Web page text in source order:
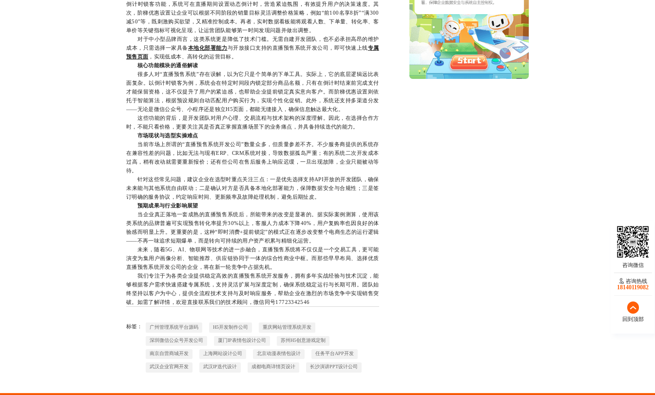
倒计时锁客功能，系统可在直播期间设置动态倒计时，营造紧迫氛围，有效提升用户的决策速度。其
次，阶梯优惠设置让企业可以根据不同阶段的销量目标灵活调整价格策略，例如“前100名享8折”“满300
减50”等，既刺激购买欲望，又精准控制成本。再者，实时数据看板能将观看人数、下单量、转化率、客
单价等关键指标可视化呈现，让运营团队能够第一时间发现问题并做出调整。
对于中小型品牌而言，这类系统更是降低了技术门槛。无需自建开发团队，也不必承担高昂的维护
成本，只需选择一家具备本地化部署能力与开放接口支持的直播预售系统开发公司，即可快速上线专属
预售页面 ，实现低成本、高转化的运营目标。
核心功能模块的通俗解读
很多人对“直播预售系统”存在误解，以为它只是个简单的下单工具。实际上，它的底层逻辑远比表
面复杂。以倒计时锁客为例，系统会在特定时间段内锁定部分商品名额，只有在倒计时结束前完成支付
才能保留资格，这不仅提升了用户的紧迫感，也帮助企业提前锁定真实意向客户。而阶梯优惠设置则依
托于智能算法，根据预设规则自动匹配用户购买行为，实现个性化促销。此外，系统还支持多渠道分发
——无论是微信公众号、小程序还是独立H5页面，都能无缝接入，确保信息触达最大化。
这些功能的背后，是开发团队对用户心理、交易流程与技术架构的深度理解。因此，在选择合作方
时，不能只看价格，更要关注其是否真正掌握直播场景下的业务痛点，并具备持续迭代的能力。
市场现状与选型实操难点
当前市场上所谓的“直播预售系统开发公司”数量众多，但质量参差不齐。不少服务商提供的系统存
在兼容性差的问题，比如无法与现有ERP、CRM系统对接，导致数据孤岛严重；有的系统二次开发成本
过高，稍有改动就需要重新报价；还有些公司在售后服务上响应迟缓，一旦出现故障，企业只能被动等
待。
针对这些常见问题，建议企业在选型时重点关注三点：一是优先选择支持API开放的开发团队，确保
未来能与其他系统自由联动；二是确认对方是否具备本地化部署能力，保障数据安全与合规性；三是签
订明确的服务协议，约定响应时间、更新频率及故障处理机制，避免后期扯皮。
预期成果与行业影响展望
当企业真正落地一套成熟的直播预售系统后，所能带来的改变是显著的。据实际案例测算，使用该
类系统的品牌普遍可实现预售转化率提升30%以上，客服人力成本下降40%，用户复购率也因良好的体
验感而明显上升。更重要的是，这种“即时消费+提前锁定”的模式正在逐步改变整个电商生态的运行逻辑
——不再一味追求短期爆单，而是转向可持续的用户资产积累与精细化运营。
未来，随着5G、AI、物联网等技术的进一步融合，直播预售系统将不仅仅是一个交易工具，更可能
演变为集用户画像分析、智能推荐、供应链协同于一体的综合性商业中枢。而那些早早布局、选择优质
直播预售系统开发公司的企业，将在新一轮竞争中占据先机。
我们专注于为各类企业提供稳定高效的直播预售系统开发服务，拥有多年实战经验与技术沉淀，能
够根据客户需求快速搭建专属系统，支持灵活扩展与深度定制，确保系统稳定运行与长期可用。团队始
终坚持以客户为中心，提供全流程技术支持与及时响应服务，帮助企业在激烈的市场竞争中实现销售突
破。如需了解详情，欢迎直接联系我们的技术顾问，微信同号17723342546
标签： 广州管理系统平台源码 H5开发制作公司 重庆网站管理系统开发
深圳微信公众号开发公司 厦门IP表情包设计公司 苏州H5创意游戏定制
南京自营商城开发 上海网站设计公司 北京动漫表情包设计 任务平台APP开发
武汉企业官网开发 武汉IP迭代设计 成都电商详情页设计 长沙演讲PPT设计公司
咨询热线
18140119082
回到顶部